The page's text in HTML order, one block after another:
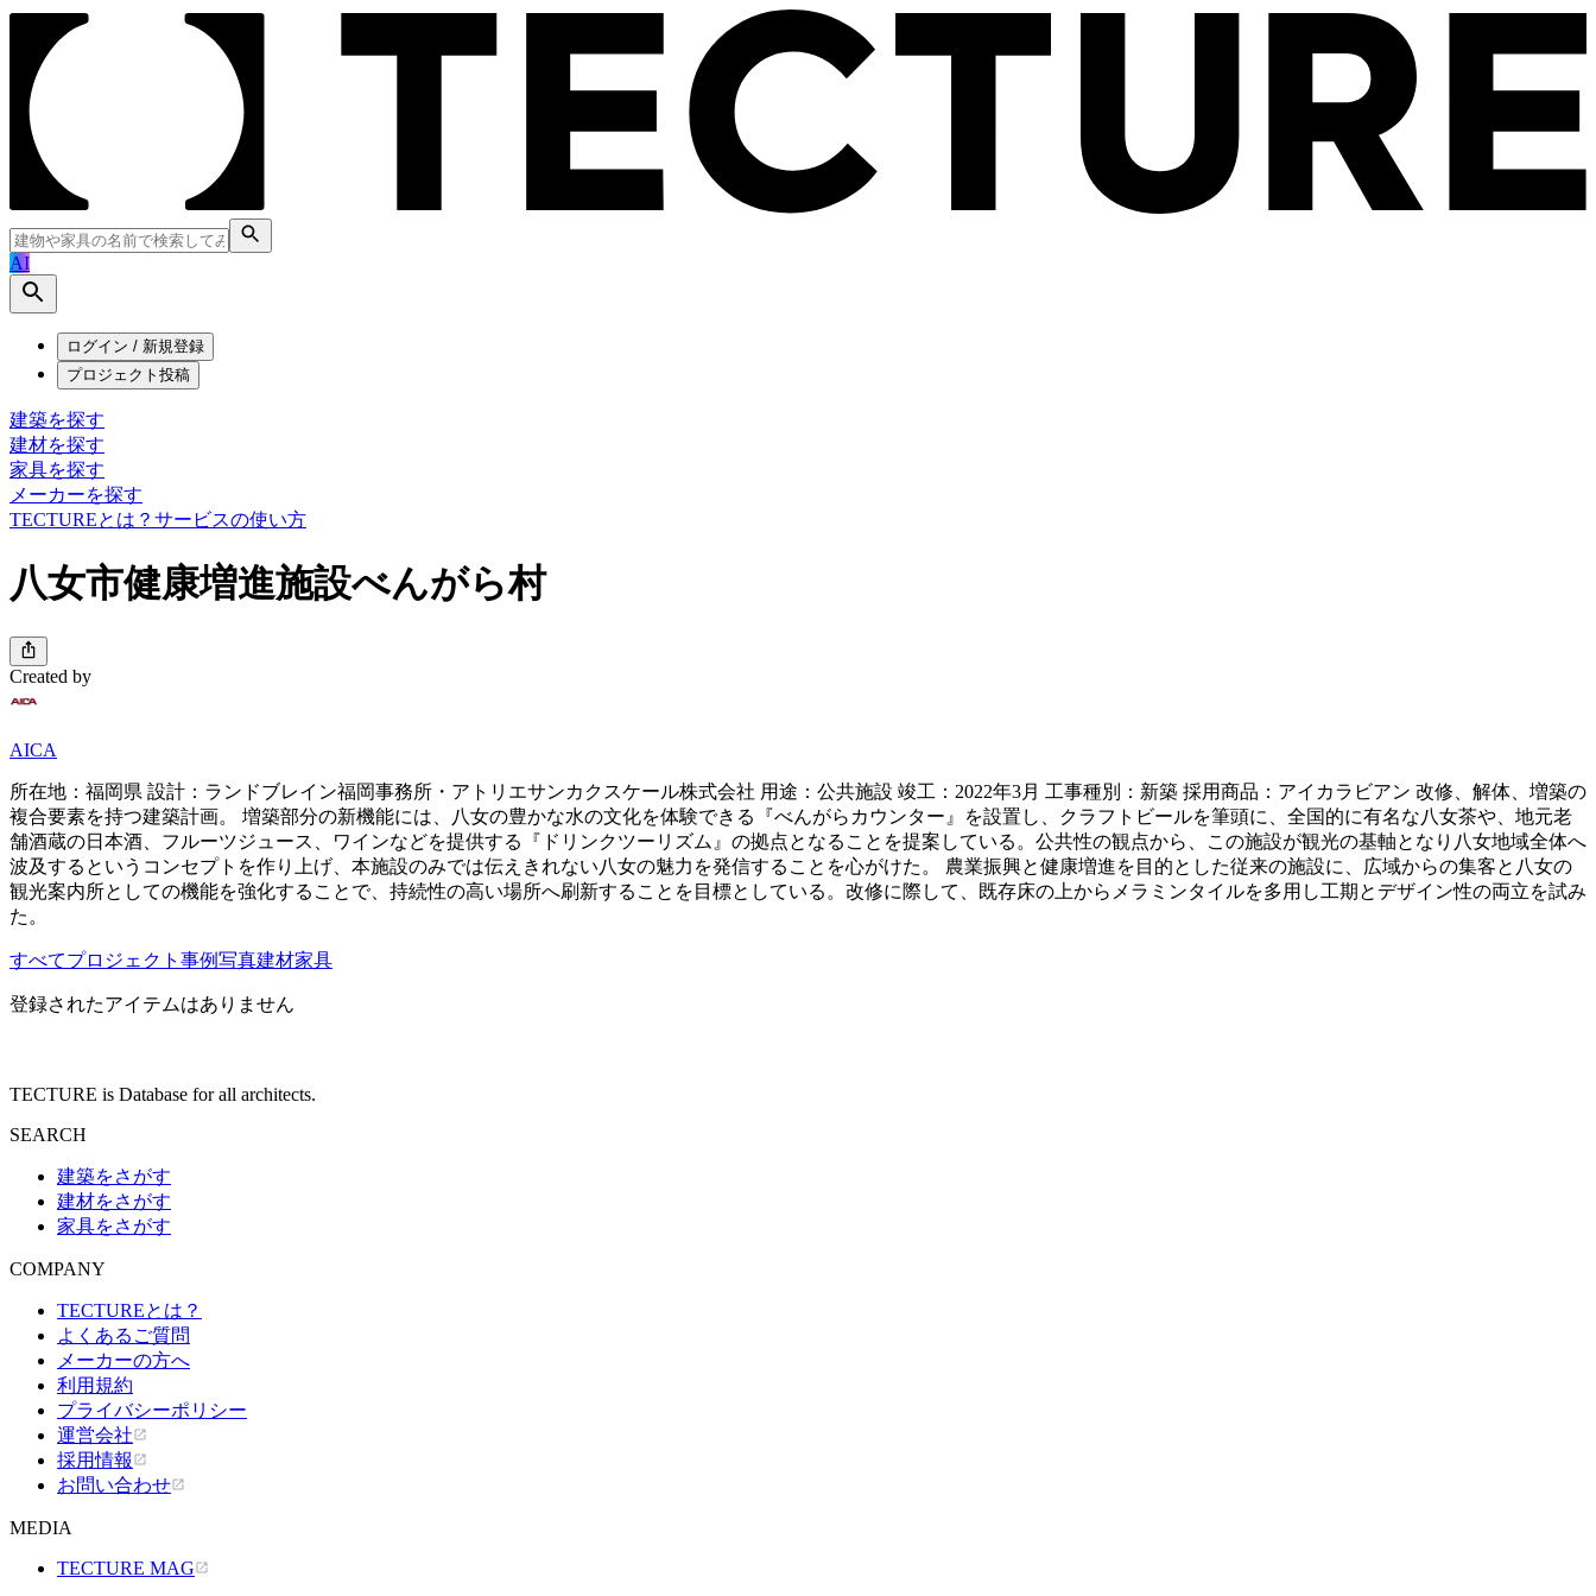
AI
ログイン / 新規登録
プロジェクト投稿
建築を探す
建材を探す
家具を探す
メーカーを探す
TECTUREとは？ サービスの使い方
八女市健康増進施設べんがら村
Created by
AICA
所在地：福岡県 設計：ランドブレイン福岡事務所・アトリエサンカクスケール株式会社 用途：公共施設 竣工：2022年3月 工事種別：新築 採用商品：アイカラビアン 改修、解体、増築の
複合要素を持つ建築計画。 増築部分の新機能には、八女の豊かな水の文化を体験できる『べんがらカウンター』を設置し、クラフトビールを筆頭に、全国的に有名な八女茶や、地元老
舗酒蔵の日本酒、フルーツジュース、ワインなどを提供する『ドリンクツーリズム』の拠点となることを提案している。公共性の観点から、この施設が観光の基軸となり八女地域全体へ
波及するというコンセプトを作り上げ、本施設のみでは伝えきれない八女の魅力を発信することを心がけた。 農業振興と健康増進を目的とした従来の施設に、広域からの集客と八女の
観光案内所としての機能を強化することで、持続性の高い場所へ刷新することを目標としている。改修に際して、既存床の上からメラミンタイルを多用し工期とデザイン性の両立を試み
た。
すべてプロジェクト 事例写真建材家具
登録されたアイテムはありません
TECTURE is Database for all architects.
SEARCH
建築をさがす
建材をさがす
家具をさがす
COMPANY
TECTUREとは？
よくあるご質問
メーカーの方へ
利用規約
プライバシーポリシー
運営会社
採用情報
お問い合わせ
MEDIA
TECTURE MAG